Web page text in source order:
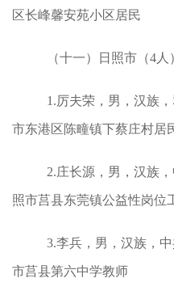
区长峰馨安苑小区居民
（十一）日照市（4人
1.厉夫荣，男，汉族
市东港区陈疃镇下蔡庄村居
2.庄长源，男，汉族
照市莒县东莞镇公益性岗位
3.李兵，男，汉族，
市莒县第六中学教师